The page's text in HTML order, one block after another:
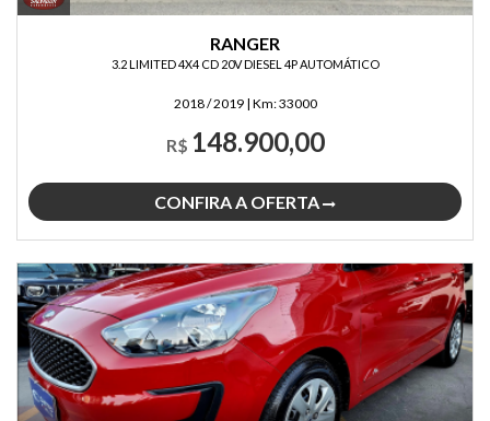
RANGER
3.2 LIMITED 4X4 CD 20V DIESEL 4P AUTOMÁTICO
2018 / 2019 | Km:33000
R$ 148.900,00
CONFIRA A OFERTA